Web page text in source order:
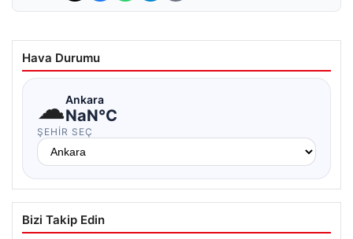
Hava Durumu
☁Ankara
NaN°C
ŞEHIR SEÇ
Bizi Takip Edin